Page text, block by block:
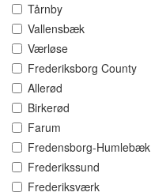
Tårnby
Vallensbæk
Værløse
Frederiksborg County
Allerød
Birkerød
Farum
Fredensborg-Humlebæk
Frederikssund
Frederiksværk